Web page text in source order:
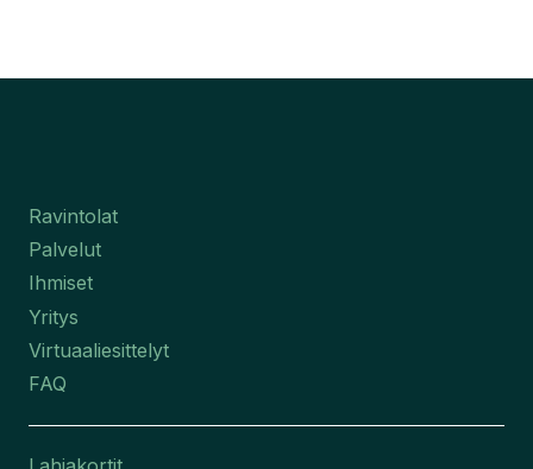
Ravintolat
Palvelut
Ihmiset
Yritys
Virtuaaliesittelyt
FAQ